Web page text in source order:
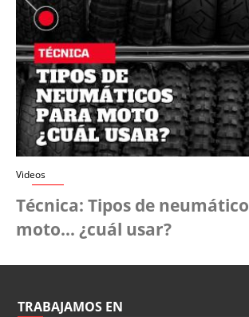
Videos
Técnica: Tipos de
moto... ¿cuál usar?
TRABAJAMOS EN